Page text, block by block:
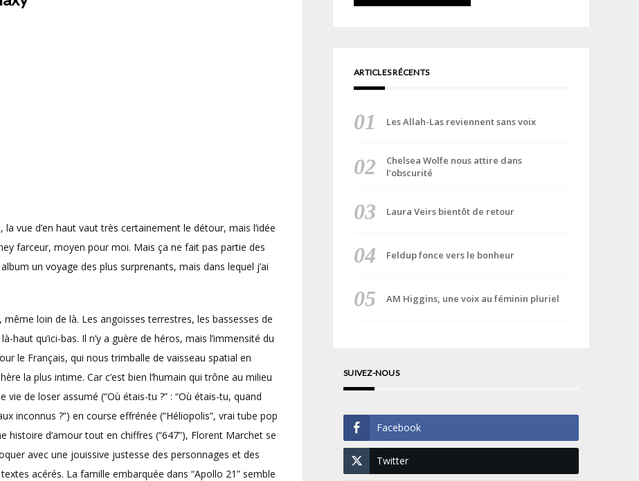
la vue d’en haut vaut très certainement le détour, mais l’idée
farceur, moyen pour moi. Mais ça ne fait pas partie des
un voyage des plus surprenants, mais dans lequel j’ai
loin de là. Les angoisses terrestres, les bassesses de
haut qu’ici-bas. Il n’y a guère de héros, mais l’immensité du
le Français, qui nous trimballe de vaisseau spatial en
la plus intime. Car c’est bien l’humain qui trône au milieu
de loser assumé (“Où étais-tu ?” : “Où étais-tu, quand
inconnus ?”) en course effrénée (“Héliopolis”, vrai tube pop
histoire d’amour tout en chiffres (“647”), Florent Marchet se
avec une jouissive justesse des personnages et des
acérés. La famille embarquée dans “Apollo 21” semble
ARTICLES RÉCENTS
Les Allah-Las reviennent sans voix
Chelsea Wolfe nous attire dans
l’obscurité
Laura Veirs bientôt de retour
Feldup fonce vers le bonheur
AM Higgins, une voix au féminin pluriel
SUIVEZ-NOUS
Facebook
Twitter